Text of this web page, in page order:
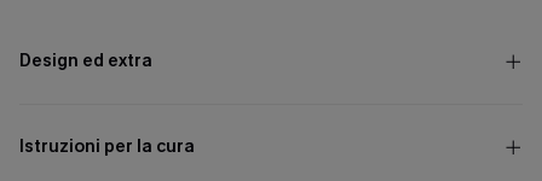
Design ed extra
Istruzioni per la cura